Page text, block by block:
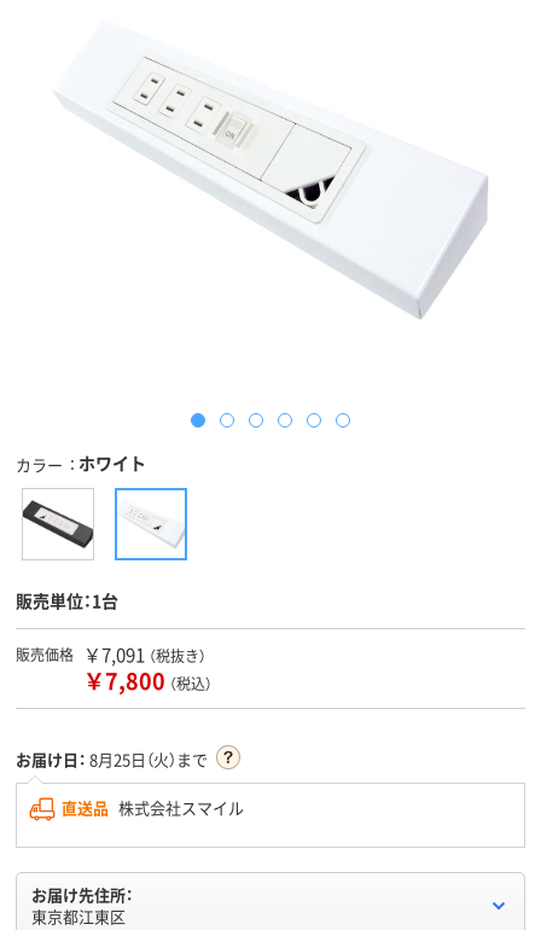
カラー ホワイト
販売単位：1台
販売価格 ￥7,091 （税抜き）
￥7,800 （税込）
お届け日： 8月25日（火）まで
直送品 株式会社スマイル
お届け先住所：
東京都江東区